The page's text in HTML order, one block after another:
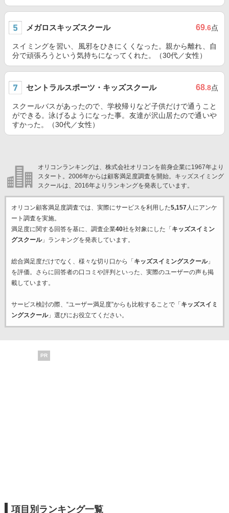
メガロスキッズスクール 69.6点
スイミングを習い、風邪をひきにくくなった。親から離れ、自
分で頑張ろうという気持ちになってくれた。（30代／女性）
セントラルスポーツ・キッズスクール 68.8点
スクールバスがあったので、学校帰りなど子供だけで通うこと
ができる。泳げるようになった事。友達が沢山居たので通いや
すかった。（30代／女性）
オリコンランキングは、株式会社オリコンを前身企業に1967年より
スタート。2006年からは顧客満足度調査を開始。キッズスイミング
スクールは、2016年よりランキングを発表しています。
オリコン顧客満足度調査では、実際にサービスを利用した5,157人にアンケ
ート調査を実施。
満足度に関する回答を基に、調査企業40社を対象にした「 キッズスイミン
グスクール」ランキングを発表しています。
総合満足度だけでなく、様々な切り口から「 キッズスイミングスクール」
を評価。さらに回答者の口コミや評判といった、実際のユーザーの声も掲
載しています。
サービス検討の際、“ユーザー満足度”からも比較することで「 キッズスイミ
ングスクール」選びにお役立てください。
PR
項目別ランキング一覧